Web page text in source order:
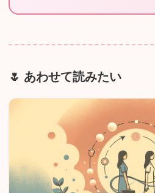
あわせて読みたい